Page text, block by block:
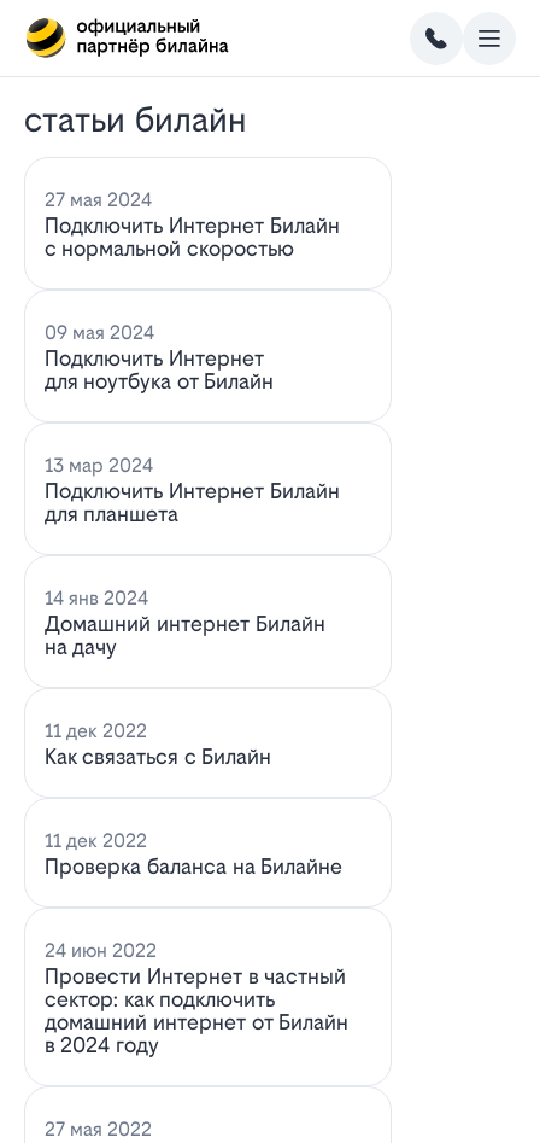
статьи билайн
27 мая 2024
Подключить Интернет Билайн
с нормальной скоростью
09 мая 2024
Подключить Интернет
для ноутбука от Билайн
13 мар 2024
Подключить Интернет Билайн
для планшета
14 янв 2024
Домашний интернет Билайн
на дачу
11 дек 2022
Как связаться с Билайн
11 дек 2022
Проверка баланса на Билайне
24 июн 2022
Провести Интернет в частный
сектор: как подключить
домашний интернет от Билайн
в 2024 году
27 мая 2022